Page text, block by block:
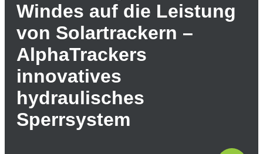
Windes auf die Leistung
von Solartrackern –
AlphaTrackers
innovatives
hydraulisches
Sperrsystem